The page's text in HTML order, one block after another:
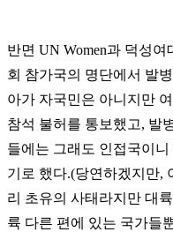
반면 UN Women과 덕성
회 참가국의 명단에서 발
아가 자국민은 아니지만
참석 불허를 통보했고, 발
들에는 그래도 인접국이
기로 했다.(당연하겠지만,
리 초유의 사태라지만 대
륙 다른 편에 있는 국가들